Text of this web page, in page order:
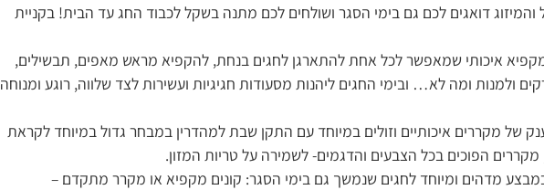
דואגים לכם גם בימי הסגר ושולחים לכם מתנה בשקל לכבוד החג עד הבית! בקניית
מקפיא איכותי שמאפשר לכל אחת להתארגן לחגים בנחת, להקפיא מראש מאפים, תבשילים,
ולמנות ומה לא… ובימי החגים ליהנות מסעודות חגיגיות ועשירות לצד שלווה, רוגע ומנוחה
של מקררים איכותיים וזולים במיוחד עם התקן שבת למהדרין במבחר גדול במיוחד לקראת
מדהים ומיוחד לחגים שנמשך גם בימי הסגר: קונים מקפיא או מקרר מתקדם –